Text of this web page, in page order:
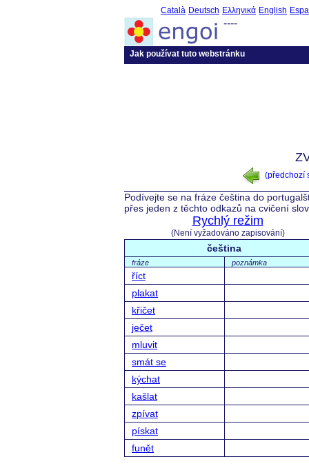
Català Deutsch Ελληνικά English
----
Jak používat tuto webstránku
(předchozí
Podívejte se na fráze čeština do
přes jeden z těchto odkazů na cvičení
Rychlý režim
(Není vyžadováno zapisování)
čeština
fráze poznámka
říct
plakat
křičet
ječet
mluvit
smát se
kýchat
kašlat
zpívat
pískat
funět